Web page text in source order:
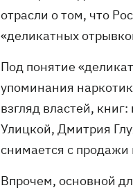
отрасли о том, что
«деликатных
Под понятие
упоминания
взгляд властей,
Улицкой, Дмитрия
снимается с продажи
Впрочем, основной